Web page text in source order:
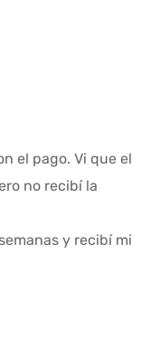
el pago. Vi que el
no recibí la
y recibí mi